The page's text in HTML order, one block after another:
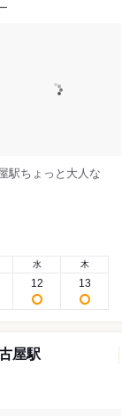
駅ちょっと大人な
水
12
木
13
屋駅